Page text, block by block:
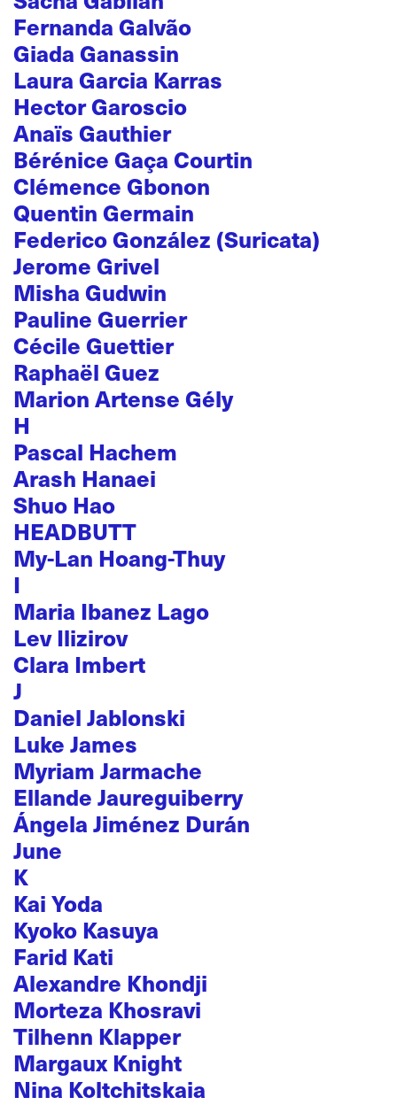
Fernanda Galvão
Giada Ganassin
Laura Garcia Karras
Hector Garoscio
Anaïs Gauthier
Bérénice Gaça Courtin
Clémence Gbonon
Quentin Germain
Federico González (Suricata)
Jerome Grivel
Misha Gudwin
Pauline Guerrier
Cécile Guettier
Raphaël Guez
Marion Artense Gély
H
Pascal Hachem
Arash Hanaei
Shuo Hao
HEADBUTT
My-Lan Hoang-Thuy
I
Maria Ibanez Lago
Lev Ilizirov
Clara Imbert
J
Daniel Jablonski
Luke James
Myriam Jarmache
Ellande Jaureguiberry
Ángela Jiménez Durán
June
K
Kai Yoda
Kyoko Kasuya
Farid Kati
Alexandre Khondji
Morteza Khosravi
Tilhenn Klapper
Margaux Knight
Nina Koltchitskaia